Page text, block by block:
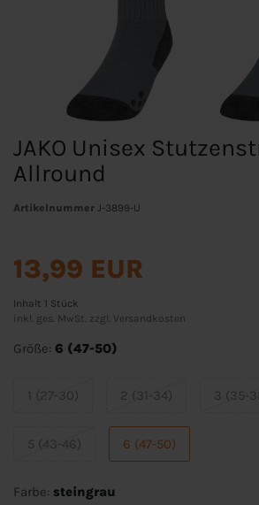
JAKO Unisex
Allround
Artikelnummer J-3899-U
13,99 EUR
Inhalt 1 Stück
inkl. ges. MwSt. zzgl. Versandkosten
Größe: 6 (47-50)
1 (27-30) 2 (31-34) 3 (35-
5 (43-46) 6 (47-50)
Farbe: steingrau